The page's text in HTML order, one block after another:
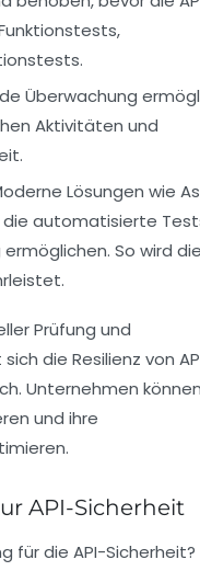
Überwachung
Aktivitäten und
Lösungen wie
automatisierte
So wird
Prüfung und
die Resilienz von
Unternehmen
und ihre
API-Sicherheit
für die API-Sicherheit?